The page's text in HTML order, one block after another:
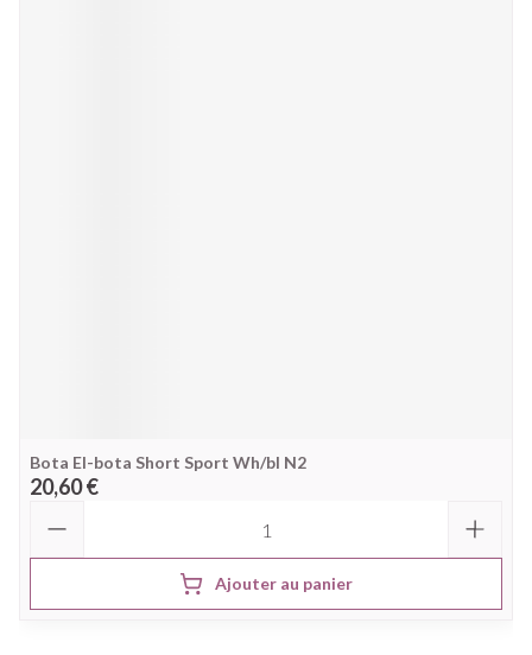
Bota El-bota Short Sport Wh/bl N2
20,60 €
Ajouter au panier